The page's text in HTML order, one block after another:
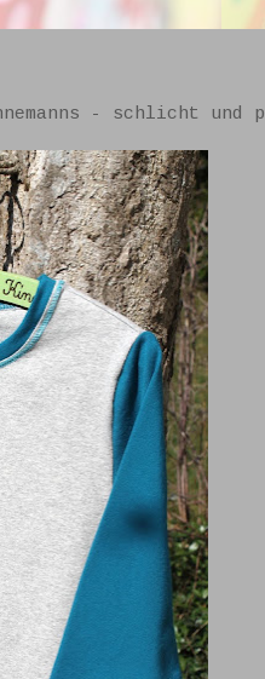
- schlicht und